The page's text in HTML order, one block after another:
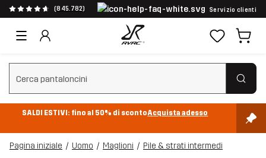
(845.782) Servizio clienti
Cancella ricerca
SALDI ESTIVI: fino al 50% di scontoAcquista adesso
Pagina iniziale Uomo Maglioni Pile & strati intermedi